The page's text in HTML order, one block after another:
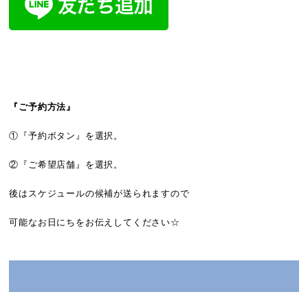
『ご予約方法』
①『予約ボタン』を選択。
②『ご希望店舗』を選択。
後はスケジュールの候補が送られますので
可能なお日にちをお伝えしてください☆